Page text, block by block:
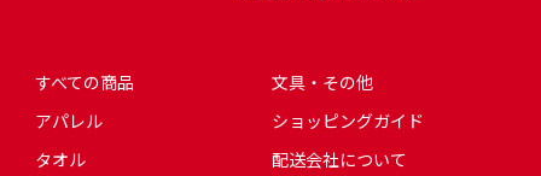
すべての商品
アパレル
タオル
文具・その他
ショッピングガイド
配送会社について